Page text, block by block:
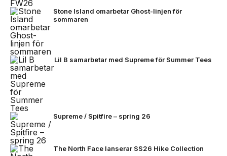
Stone Island omarbetar Ghost-linjen för
sommaren
Lil B samarbetar med Supreme för Summer Tees
Supreme / Spitfire – spring 26
The North Face lanserar SS26 Hike Collection